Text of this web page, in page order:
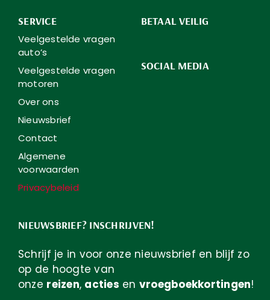
SERVICE
Veelgestelde vragen
auto’s
Veelgestelde vragen
motoren
Over ons
Nieuwsbrief
Contact
Algemene
voorwaarden
Privacybeleid
BETAAL VEILIG
SOCIAL MEDIA
NIEUWSBRIEF? INSCHRIJVEN!
Schrijf je in voor onze nieuwsbrief en blijf zo
op de hoogte van
onze reizen, acties en vroegboekkortingen!